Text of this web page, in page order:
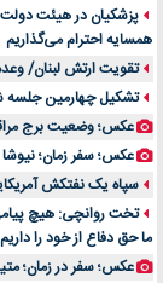
اهمیت انتخاب
لیفتراک صفر؛
راهنمای جامع بهترین
پزشکیان در هیئت
همسایه احترام می‌گذاریم
تقویت ارتش لبنان/
تشکیل چهارمین جلسه
عکس؛ وضعیت برج
عکس؛ سفر زمان؛ نیوشا ضیغمی 36 ساله با لباس عروس در
سپاه یک نفتکش
تخت روانچی: هیچ پیامی
ما حق دفاع از خود را داریم
عکس؛ سفر در زمان؛